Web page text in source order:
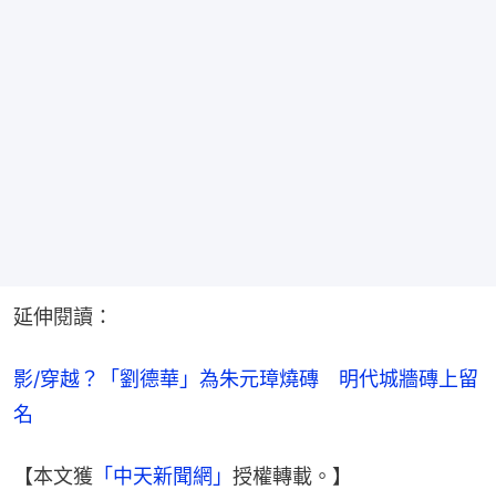
延伸閱讀：
影/穿越？「劉德華」為朱元璋燒磚　明代城牆磚上留
名
【本文獲 「中天新聞網」 授權轉載。】